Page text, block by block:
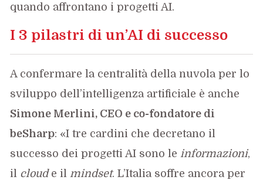
quando affrontano i progetti AI.
I 3 pilastri di un’AI di successo
A confermare la centralità della nuvola per lo
sviluppo dell’intelligenza artificiale è anche
Simone Merlini, CEO e co-fondatore di
beSharp: «I tre cardini che decretano il
successo dei progetti AI sono le informazioni,
il cloude il mindset. L’Italia soffre ancora per